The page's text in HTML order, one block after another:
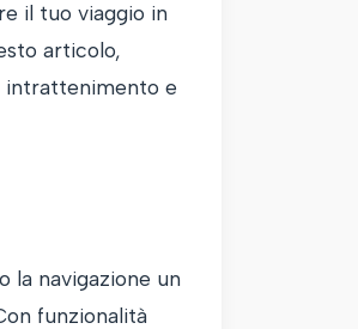
il tuo viaggio in
articolo,
intrattenimento e
la navigazione un
funzionalità